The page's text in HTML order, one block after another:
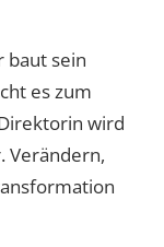
baut sein
es zum
wird
Verändern,